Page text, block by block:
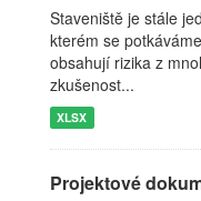
Staveniště je stále
kterém se
obsahují rizika z
zkušenost...
XLSX
Projektové